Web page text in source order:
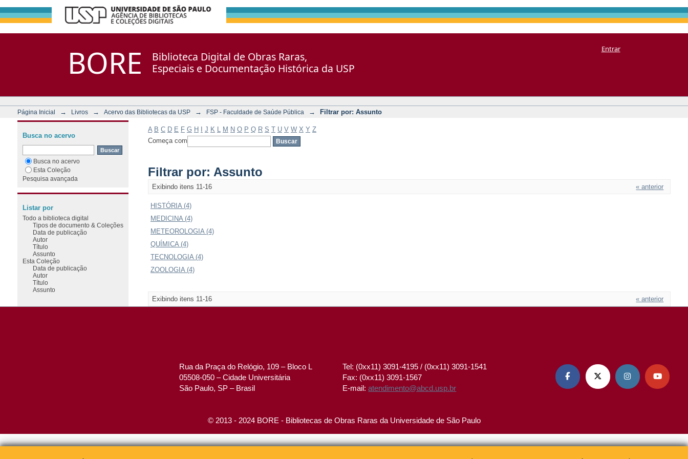
BORE
Biblioteca Digital de Obras Raras,
Especiais e Documentação Histórica da USP
Entrar
Página Inicial → Livros → Acervo das Bibliotecas da USP → FSP - Faculdade de Saúde Pública → Filtrar por: Assunto
A B C D E F G H J K M N O P Q R S T U V W X Y Z
Começa com
Filtrar por: Assunto
Exibindo itens 11-16 « anterior
HISTÓRIA (4)
MEDICINA (4)
METEOROLOGIA (4)
QUÍMICA (4)
TECNOLOGIA (4)
ZOOLOGIA (4)
Exibindo itens 11-16 « anterior
Busca no acervo
Busca no acervo
Esta Coleção
Pesquisa avançada
Listar por
Todo a biblioteca digital
Tipos de documento & Coleções
Data de publicação
Autor
Título
Assunto
Esta Coleção
Data de publicação
Autor
Título
Assunto
Rua da Praça do Relógio, 109 – Bloco L
05508-050 – Cidade Universitária
São Paulo, SP – Brasil
Tel: (0xx11) 3091-4195 / (0xx11) 3091-1541
Fax: (0xx11) 3091-1567
E-mail:atendimento@abcd.usp.br
   
© 2013 - 2024 BORE - Bibliotecas de Obras Raras da Universidade de São Paulo